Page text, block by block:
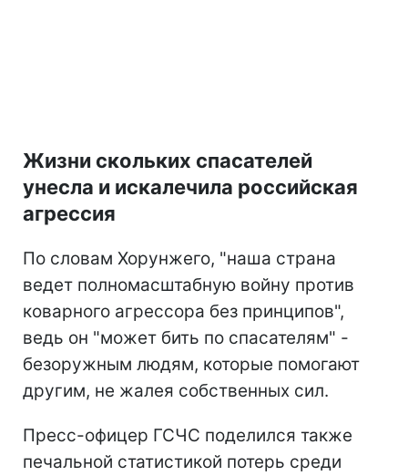
Жизни скольких спасателей
унесла и искалечила российская
агрессия
По словам Хорунжего, "наша страна
ведет полномасштабную войну против
коварного агрессора без принципов",
ведь он "может бить по спасателям" -
безоружным людям, которые помогают
другим, не жалея собственных сил.
Пресс-офицер ГСЧС поделился также
печальной статистикой потерь среди